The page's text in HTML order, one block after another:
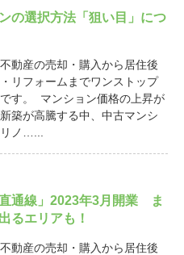
の選択方法「狙い目」につ
動産の売却・購入から居住後
リフォームまでワンストップ
す。 マンション価格の上昇が
築が高騰する中、中古マンシ
ノ…...
直通線」2023年3月開業 ま
るエリアも！
動産の売却・購入から居住後